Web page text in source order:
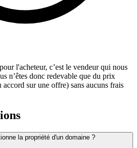
l'acheteur, c’est le vendeur qui nous
n’êtes donc redevable que du prix
sur une offre) sans aucuns frais
la propriété d'un domaine ?